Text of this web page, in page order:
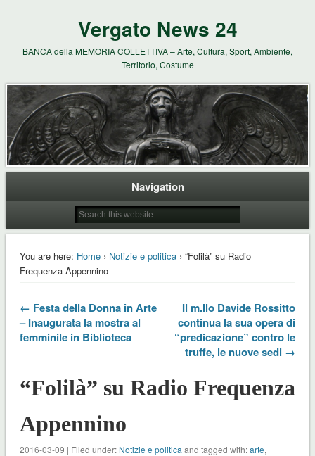
Vergato News 24
BANCA della MEMORIA COLLETTIVA – Arte, Cultura, Sport, Ambiente,
Territorio, Costume
Navigation
You are here: Home› Notizie e politica› “Folilà” su Radio
Frequenza Appennino
← Festa della Donna in Arte
– Inaugurata la mostra al
femminile in Biblioteca
Il m.llo Davide Rossitto
continua la sua opera di
“predicazione” contro le
truffe, le nuove sedi →
“Folilà” su Radio Frequenza
Appennino
2016-03-09 | Filed under: Notizie e politica and tagged with:arte,